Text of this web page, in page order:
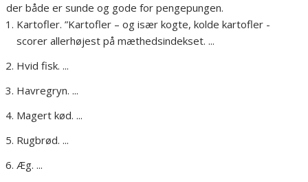
der både er sunde og gode for pengepungen.
Kartofler. ”Kartofler – og især kogte, kolde kartofler -
scorer allerhøjest på mæthedsindekset. ...
Hvid fisk. ...
Havregryn. ...
Magert kød. ...
Rugbrød. ...
Æg. ...